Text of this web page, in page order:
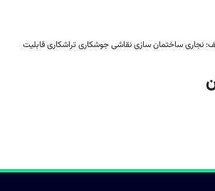
نجاری ساختمان سازی نقاشی جوشکاری تراشکاری قابلیت